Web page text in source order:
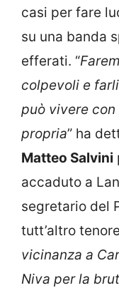
casi per fare
su una banda
efferati. “
colpevoli e
può vivere con
propria” ha
Matteo Salvini
accaduto a
segretario del
tutt’altro
vicinanza a
Niva per la